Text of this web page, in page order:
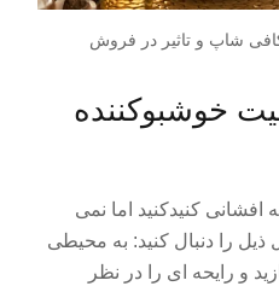
شاپ و تاثیر در فروش
خوشبوکننده
کنیدکنید اما نمی
ذیل را دنبال کنید: به محیطی
و رایحه ای را در نظر